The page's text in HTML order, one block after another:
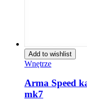
Add to wishlist
Wnętrze
Arma Speed
mk7